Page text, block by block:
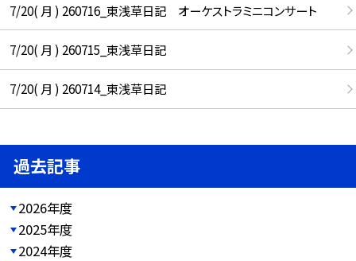
7/20( 月 ) 260716_東浅草日記 オーケストラミニコンサート
7/20( 月 ) 260715_東浅草日記
7/20( 月 ) 260714_東浅草日記
過去記事
2026年度
2025年度
2024年度